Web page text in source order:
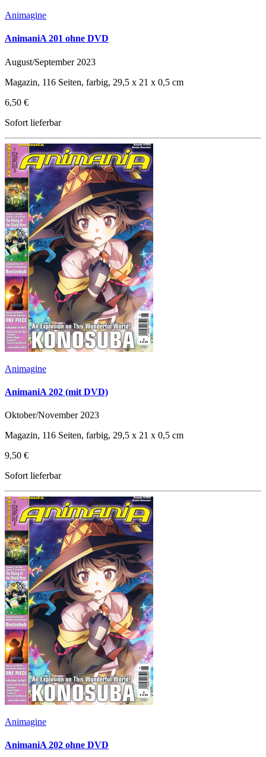
Animagine
AnimaniA 201 ohne DVD
August/September 2023
Magazin, 116 Seiten, farbig, 29,5 x 21 x 0,5 cm
6,50 €
Sofort lieferbar
Animagine
AnimaniA 202 (mit DVD)
Oktober/November 2023
Magazin, 116 Seiten, farbig, 29,5 x 21 x 0,5 cm
9,50 €
Sofort lieferbar
Animagine
AnimaniA 202 ohne DVD